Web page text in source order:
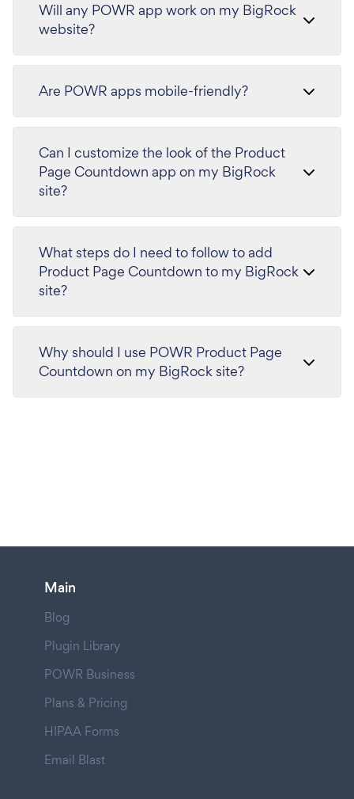
Will any POWR app work on my BigRock
website?
Are POWR apps mobile-friendly?
Can I customize the look of the Product
Page Countdown app on my BigRock
site?
What steps do I need to follow to add
Product Page Countdown to my BigRock
site?
Why should I use POWR Product Page
Countdown on my BigRock site?
Main
Blog
Plugin Library
POWR Business
Plans & Pricing
HIPAA Forms
Email Blast